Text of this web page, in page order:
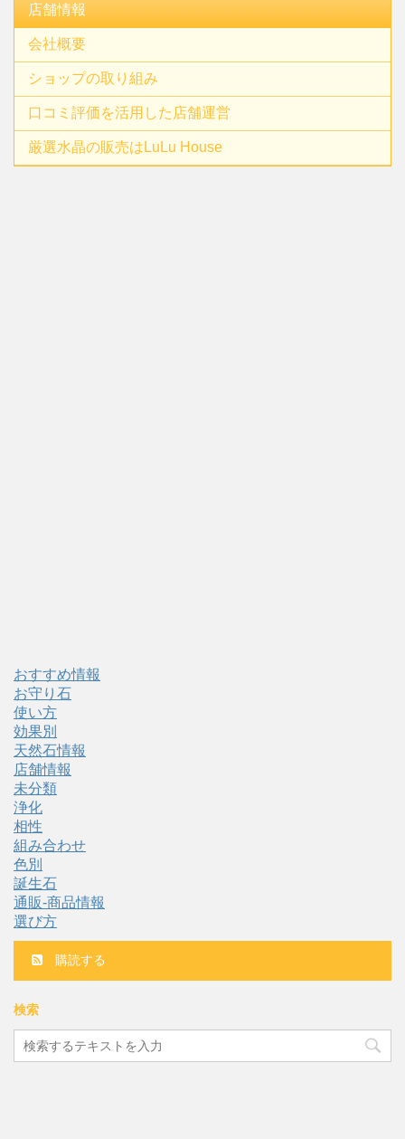
店舗情報
会社概要
ショップの取り組み
口コミ評価を活用した店舗運営
厳選水晶の販売はLuLu House
おすすめ情報
お守り石
使い方
効果別
天然石情報
店舗情報
未分類
浄化
相性
組み合わせ
色別
誕生石
通販-商品情報
選び方
購読する
検索